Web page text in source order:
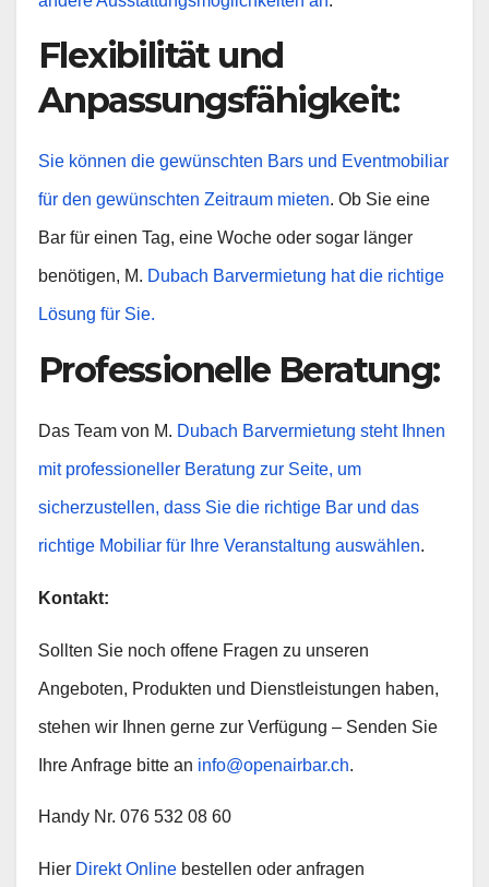
Flexibilität und
Anpassungsfähigkeit:
Sie können die gewünschten Bars und Eventmobiliar
für den gewünschten Zeitraum mieten. Ob Sie eine
Bar für einen Tag, eine Woche oder sogar länger
benötigen, M. Dubach Barvermietung hat die richtige
Lösung für Sie.
Professionelle Beratung:
Das Team von M. Dubach Barvermietung steht Ihnen
mit professioneller Beratung zur Seite, um
sicherzustellen, dass Sie die richtige Bar und das
richtige Mobiliar für Ihre Veranstaltung auswählen.
Kontakt:
Sollten Sie noch offene Fragen zu unseren
Angeboten, Produkten und Dienstleistungen haben,
stehen wir Ihnen gerne zur Verfügung – Senden Sie
Ihre Anfrage bitte an info@openairbar.ch.
Handy Nr. 076 532 08 60
Hier Direkt Online bestellen oder anfragen